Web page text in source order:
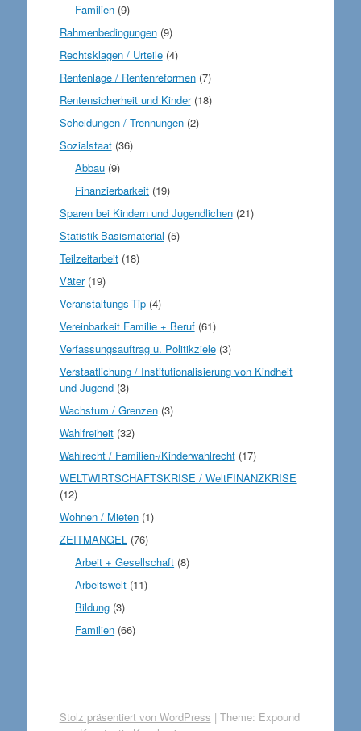
Familien (9)
Rahmenbedingungen(9)
Rechtsklagen / Urteile(4)
Rentenlage / Rentenreformen(7)
Rentensicherheit und Kinder(18)
Scheidungen / Trennungen(2)
Sozialstaat(36)
Abbau (9)
Finanzierbarkeit (19)
Sparen bei Kindern und Jugendlichen(21)
Statistik-Basismaterial (5)
Teilzeitarbeit(18)
Väter(19)
Veranstaltungs-Tip(4)
Vereinbarkeit Familie + Beruf(61)
Verfassungsauftrag u. Politikziele(3)
Verstaatlichung / Institutionalisierung von Kindheit
und Jugend(3)
Wachstum / Grenzen(3)
Wahlfreiheit(32)
Wahlrecht / Familien-/Kinderwahlrecht(17)
WELTWIRTSCHAFTSKRISE / WeltFINANZKRISE
(12)
Wohnen / Mieten(1)
ZEITMANGEL (76)
Arbeit + Gesellschaft (8)
Arbeitswelt (11)
Bildung (3)
Familien (66)
Stolz präsentiert von WordPress | Theme: Expound